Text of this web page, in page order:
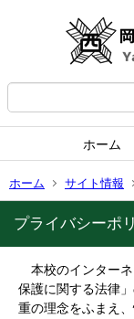
ホーム
ホーム サイト情報
プライバシーポ
本校のインターネ
保護に関する法律
重の理念をふまえ